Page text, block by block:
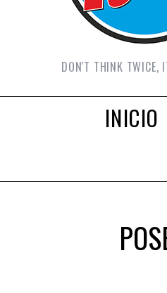
DON'T THINK TWICE,
INICIO